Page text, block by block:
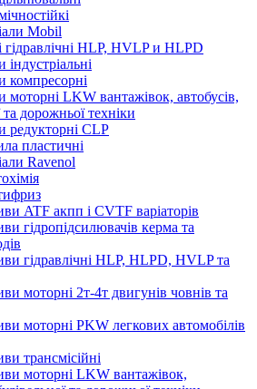
Mobil
гідравлічні HLP, HVLP и HLPD
компресорні
моторні LKW вантажівок, автобусів,
та дорожньої техніки
редукторні CLP
пластичні
Ravenol
ATF акпп і CVTF варіаторів
гідропідсилювачів керма та
гідравлічні HLP, HLPD, HVLP та
моторні 2т-4т двигунів човнів та
моторні PKW легкових автомобілів
трансмісійні
моторні LKW вантажівок,